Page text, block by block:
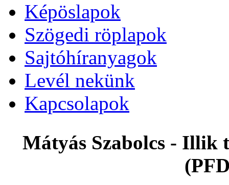
Képöslapok
Szögedi röplapok
Sajtóhíranyagok
Levél nekünk
Kapcsolapok
Mátyás Szabolcs - Illik